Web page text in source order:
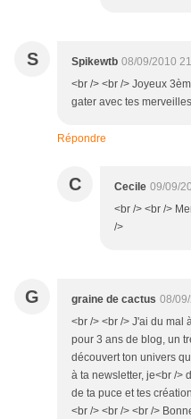
S Spikewtb 08/09/2010
<br /> <br /> Joyeux
gater avec tes
Répondre
C Cecile 09/09/
<br /> <br />
/>
G graine de cactus 08/
<br /> <br /> J'ai du mal
pour 3 ans de blog, un
découvert ton univers
à ta newsletter, je<br />
de ta puce et tes
<br /> <br /> <br />